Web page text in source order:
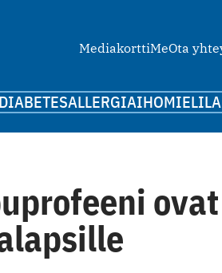
MediakorttiMeOta
DIABETESALLERGIAIHOMIELI
ovat